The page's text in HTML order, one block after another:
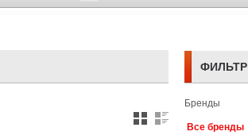
ФИЛЬТР
Бренды
Все бренды